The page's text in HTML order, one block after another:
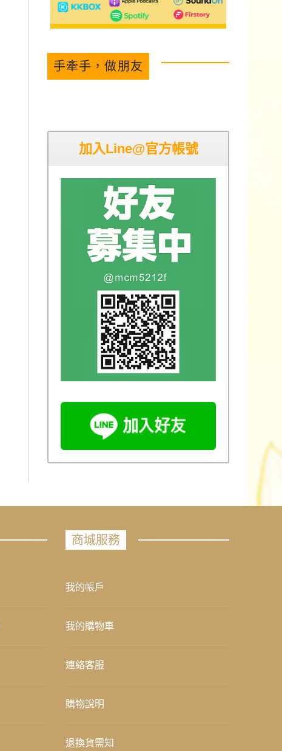
手牽手，做朋友
加入Line@官方帳號
商城服務
我的帳戶
我的購物車
連絡客服
購物說明
退換貨需知